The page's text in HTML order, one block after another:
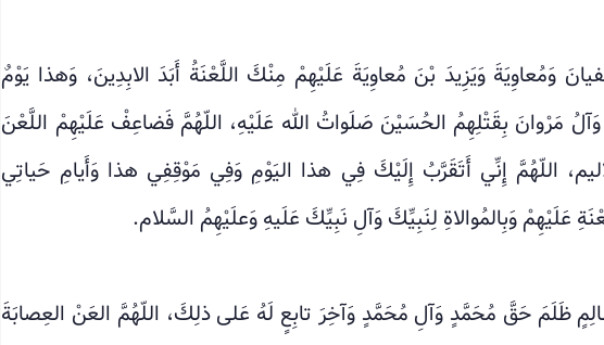
وَمُعاوِيَةَ وَيَزِيدَ بْنَ مُعاوِيَةَ عَلَيْهِمْ مِنْكَ اللَّعْنَةُ أَبَدَ الابِدِينَ، وَهذا يَوْمٌ
مَرْوانَ بِقَتْلِهِمُ الحُسَيْنَ صَلَواتُ الله عَلَيْهِ، اللّهُمَّ فَضاعِفْ عَلَيْهِمْ اللَّعْنَ
اللّهُمَّ إِنِّي أَتَقَرَّبُ إِلَيْكَ فِي هذا اليَوْمِ وَفِي مَوْقِفِي هذا وَأَيامِ حَياتِي
عَلَيْهِمْ وَبِالمُوالاةِ لِنَبِيِّكَ وَآلِ نَبِيِّكَ عَلَيهِ وَعلَيْهِمُ السَّلام.
ظَلَمَ حَقَّ مُحَمَّدٍ وَآلِ مُحَمَّدٍ وَآخِرَ تابِعٍ لَهُ عَلى ذلِكَ، اللّهُمَّ العَنْ العِصابَةَ